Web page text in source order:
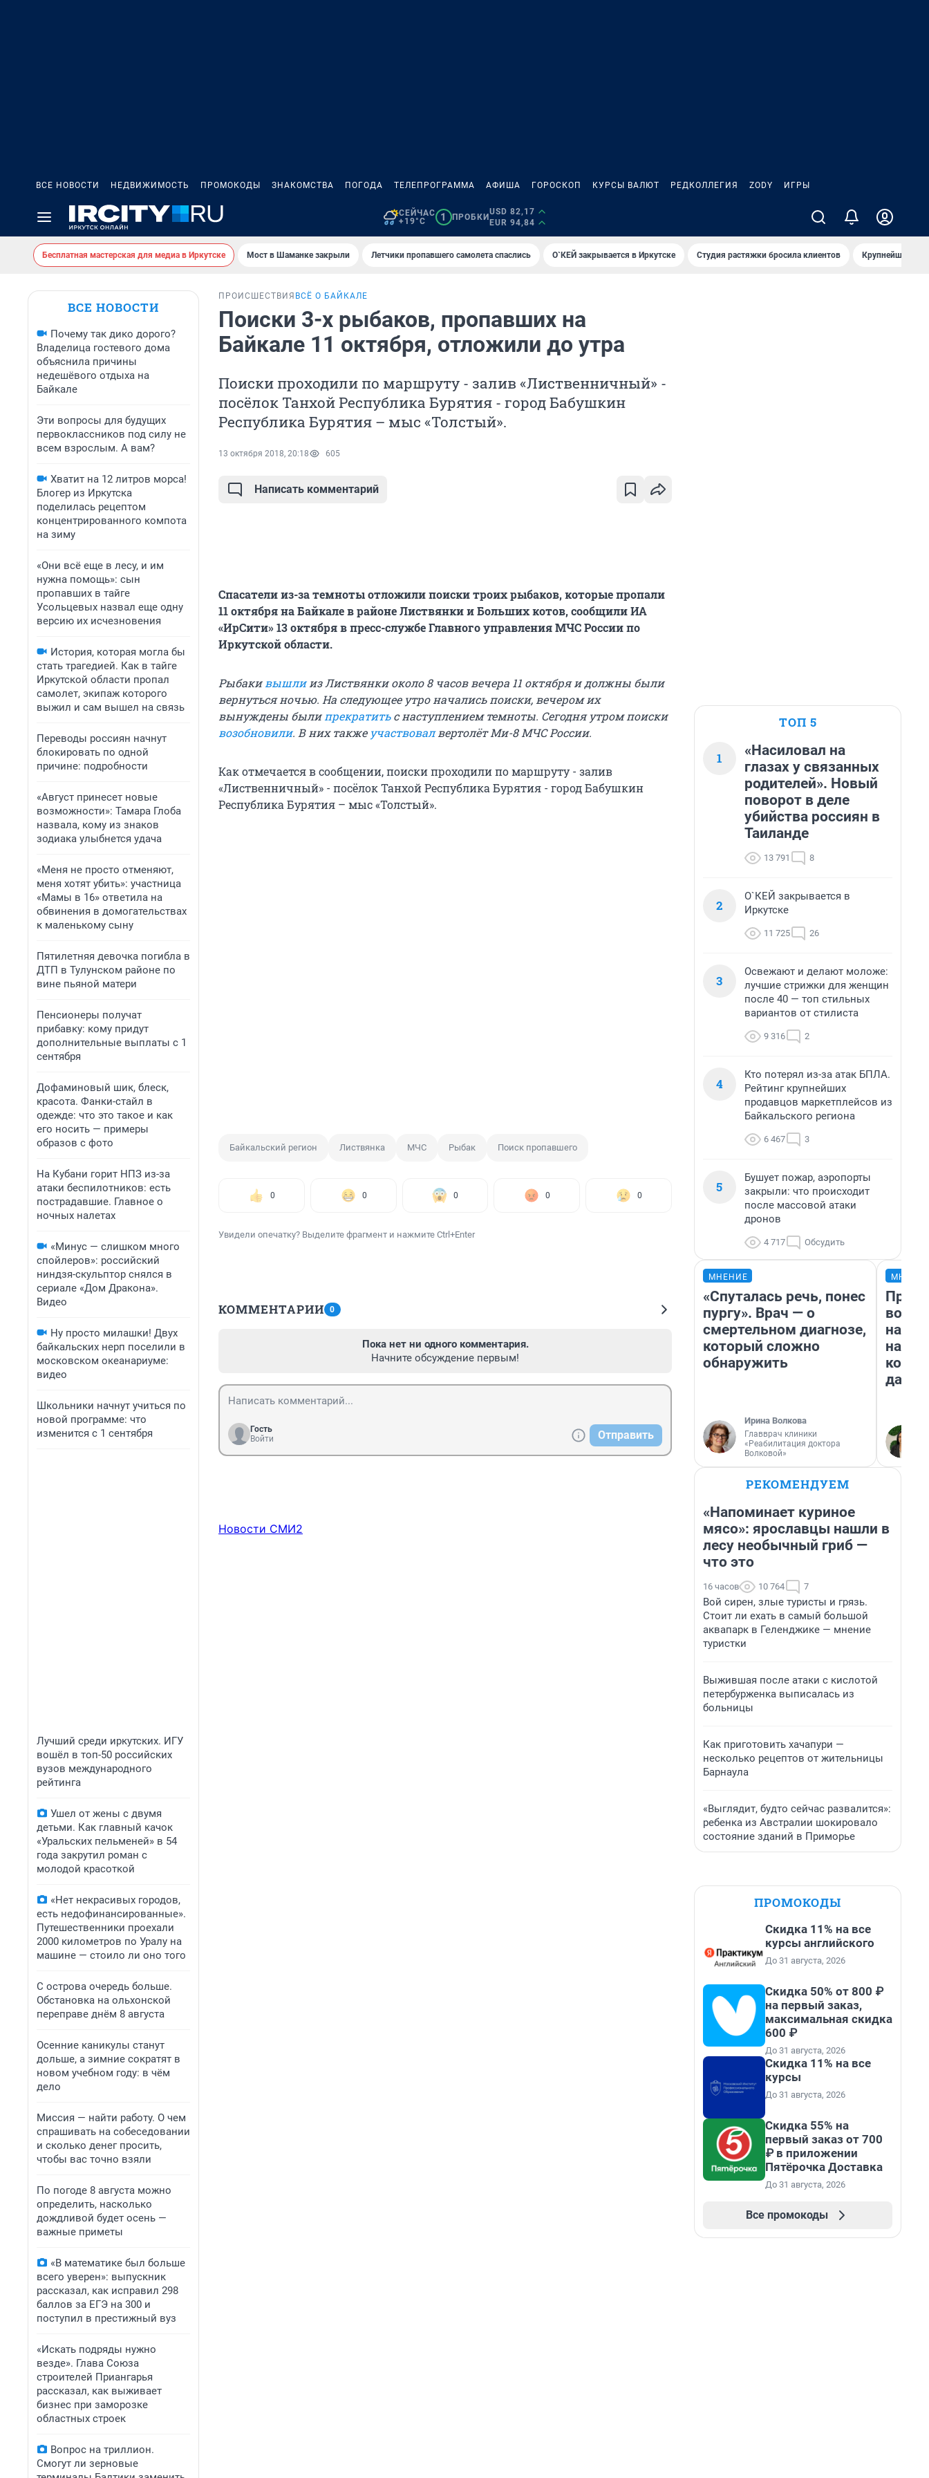
ВСЕ НОВОСТИ НЕДВИЖИМОСТЬ ПРОМОКОДЫ ЗНАКОМСТВА ПОГОДА ТЕЛЕПРОГРАММА АФИША ГОРОСКОП КУРСЫ ВАЛЮТ РЕДКОЛЛЕГИЯ ZODY ИГРЫ
СЕЙЧАС
+19°C
1 ПРОБКИ
USD 82,17
EUR 94,84
Бесплатная мастерская для медиа в Иркутске Мост в Шаманке закрыли Летчики пропавшего самолета спаслись О`КЕЙ закрывается в Иркутске Студия растяжки бросила клиентов Крупнейшие
ВСЕ НОВОСТИ
Почему так дико дорого?
Владелица гостевого дома
объяснила причины
недешёвого отдыха на
Байкале
Эти вопросы для будущих
первоклассников под силу не
всем взрослым. А вам?
Хватит на 12 литров морса!
Блогер из Иркутска
поделилась рецептом
концентрированного компота
на зиму
«Они всё еще в лесу, и им
нужна помощь»: сын
пропавших в тайге
Усольцевых назвал еще одну
версию их исчезновения
История, которая могла бы
стать трагедией. Как в тайге
Иркутской области пропал
самолет, экипаж которого
выжил и сам вышел на связь
Переводы россиян начнут
блокировать по одной
причине: подробности
«Август принесет новые
возможности»: Тамара Глоба
назвала, кому из знаков
зодиака улыбнется удача
«Меня не просто отменяют,
меня хотят убить»: участница
«Мамы в 16» ответила на
обвинения в домогательствах
к маленькому сыну
Пятилетняя девочка погибла в
ДТП в Тулунском районе по
вине пьяной матери
Пенсионеры получат
прибавку: кому придут
дополнительные выплаты с 1
сентября
Дофаминовый шик, блеск,
красота. Фанки-стайл в
одежде: что это такое и как
его носить — примеры
образов с фото
На Кубани горит НПЗ из-за
атаки беспилотников: есть
пострадавшие. Главное о
ночных налетах
«Минус — слишком много
спойлеров»: российский
ниндзя-скульптор снялся в
сериале «Дом Дракона».
Видео
Ну просто милашки! Двух
байкальских нерп поселили в
московском океанариуме:
видео
Школьники начнут учиться по
новой программе: что
изменится с 1 сентября
Лучший среди иркутских. ИГУ
вошёл в топ-50 российских
вузов международного
рейтинга
Ушел от жены с двумя
детьми. Как главный качок
«Уральских пельменей» в 54
года закрутил роман с
молодой красоткой
«Нет некрасивых городов,
есть недофинансированные».
Путешественники проехали
2000 километров по Уралу на
машине — стоило ли оно того
С острова очередь больше.
Обстановка на ольхонской
переправе днём 8 августа
Осенние каникулы станут
дольше, а зимние сократят в
новом учебном году: в чём
дело
Миссия — найти работу. О чем
спрашивать на собеседовании
и сколько денег просить,
чтобы вас точно взяли
По погоде 8 августа можно
определить, насколько
дождливой будет осень —
важные приметы
«В математике был больше
всего уверен»: выпускник
рассказал, как исправил 298
баллов за ЕГЭ на 300 и
поступил в престижный вуз
«Искать подряды нужно
везде». Глава Союза
строителей Приангарья
рассказал, как выживает
бизнес при заморозке
областных строек
Вопрос на триллион.
Смогут ли зерновые
ПРОИСШЕСТВИЯ ВСЁ О БАЙКАЛЕ
Поиски 3-х рыбаков, пропавших на
Байкале 11 октября, отложили до утра
Поиски проходили по маршруту - залив «Лиственничный» -
посёлок Танхой Республика Бурятия - город Бабушкин
Республика Бурятия – мыс «Толстый».
13 октября 2018, 20:18 605
Написать комментарий
Спасатели из-за темноты отложили поиски троих рыбаков, которые пропали
11 октября на Байкале в районе Листвянки и Больших котов, сообщили ИА
«ИрСити» 13 октября в пресс-службе Главного управления МЧС России по
Иркутской области.
Рыбаки вышлииз Листвянки около 8 часов вечера 11 октября и должны были
вернуться ночью. На следующее утро начались поиски, вечером их
вынуждены были прекратитьс наступлением темноты. Сегодня утром поиски
возобновили. В них также участвовалвертолёт Ми-8 МЧС России.
Как отмечается в сообщении, поиски проходили по маршруту - залив
«Лиственничный» - посёлок Танхой Республика Бурятия - город Бабушкин
Республика Бурятия – мыс «Толстый».
Байкальский регион Листвянка МЧС Рыбак Поиск пропавшего
0 0 0 0 0
Увидели опечатку? Выделите фрагмент и нажмите Ctrl+Enter
КОММЕНТАРИИ 0
Пока нет ни одного комментария.
Начните обсуждение первым!
Гость
Войти
Отправить
Новости СМИ2
ТОП 5
1
«Насиловал на
глазах у связанных
родителей». Новый
поворот в деле
убийства россиян в
Таиланде
13 791 8
2
О`КЕЙ закрывается в
Иркутске
11 725 26
3
Освежают и делают моложе:
лучшие стрижки для женщин
после 40 — топ стильных
вариантов от стилиста
9 316 2
4
Кто потерял из-за атак БПЛА.
Рейтинг крупнейших
продавцов маркетплейсов из
Байкальского региона
6 467 3
5
Бушует пожар, аэропорты
закрыли: что происходит
после массовой атаки
дронов
4 717 Обсудить
МНЕНИЕ
«Спуталась речь, понес
пургу». Врач — о
смертельном диагнозе,
который сложно
обнаружить
Ирина Волкова
Главврач клиники
«Реабилитация доктора
Волковой»
нам
даже
РЕКОМЕНДУЕМ
«Напоминает куриное
мясо»: ярославцы нашли в
лесу необычный гриб —
что это
16 часов 10 764 7
Вой сирен, злые туристы и грязь.
Стоит ли ехать в самый большой
аквапарк в Геленджике — мнение
туристки
Выжившая после атаки с кислотой
петербурженка выписалась из
больницы
Как приготовить хачапури —
несколько рецептов от жительницы
Барнаула
«Выглядит, будто сейчас развалится»:
ребенка из Австралии шокировало
состояние зданий в Приморье
ПРОМОКОДЫ
Скидка 11% на все
курсы английского
До 31 августа, 2026
Скидка 50% от 800 ₽
на первый заказ,
максимальная скидка
600 ₽
До 31 августа, 2026
Скидка 11% на все
курсы
До 31 августа, 2026
Скидка 55% на
первый заказ от 700
₽ в приложении
Пятёрочка Доставка
До 31 августа, 2026
Все промокоды